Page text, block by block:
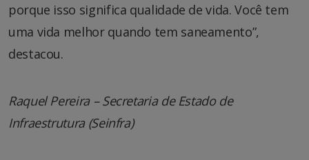
porque isso significa qualidade de vida. Você tem
uma vida melhor quando tem saneamento”,
destacou.
Raquel Pereira – Secretaria de Estado de
Infraestrutura (Seinfra)